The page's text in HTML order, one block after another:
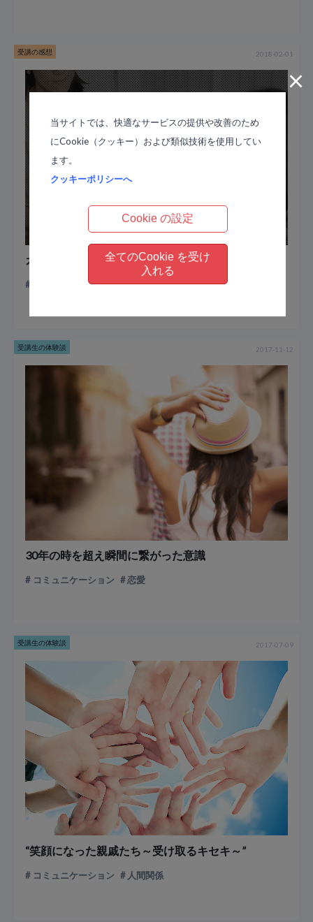
受講の感想 2018-02-01
カウンセリング受講生から届いた感想
コミュニケーション ミロス カウンセリング
受講生の体験談 2017-11-12
30年の時を超え瞬間に繋がった意識
コミュニケーション 恋愛
受講生の体験談 2017-07-09
“笑顔になった親戚たち～受け取るキセキ～”
コミュニケーション 人間関係
×
当サイトでは、快適なサービスの提供や改善のため
にCookie（クッキー）および類似技術を使用してい
ます。
クッキーポリシーへ
Cookie の設定
全てのCookie を受け
入れる